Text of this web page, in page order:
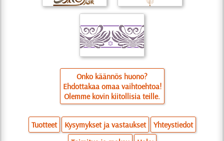
Onko käännös huono?
Ehdottakaa omaa vaihtoehtoa!
Olemme kovin kiitollisia teille.
Tuotteet Kysymykset ja vastaukset
Yhteystiedot